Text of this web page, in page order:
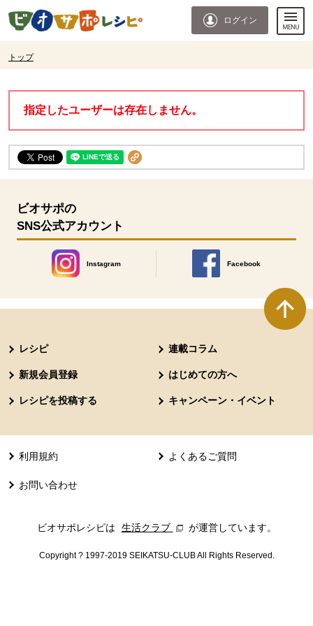
ページの先頭です。
ログイン
トップ
現在位置ここまで
指定したユーザーは存在しません。
ビオサポの
SNS公式アカウント
Instagram
別のウィンドウで開きます。
Facebook
別のウィンドウで開きます
レシピ 連載コラム
新規会員登録 はじめての方へ
レシピを投稿する キャンペーン・イベント
利用規約 よくあるご質問
お問い合わせ
ビオサポレシピは 生活クラブ 別のウィンドウで開きます。
が運営しています。
Copyright ? 1997-2019 SEIKATSU-CLUB All Rights Reserved.